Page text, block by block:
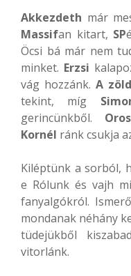
Akkezdeth már
Massifan kitart, SP
Öcsi bá már nem
minket. Erzsi
vág hozzánk. A
tekint, míg
gerincünkből.
Kornél ránk csukja
Kiléptünk a sorból,
e Rólunk és vajh
fanyalgókról.
mondanak néhány
tüdejükből
vitorlánk.